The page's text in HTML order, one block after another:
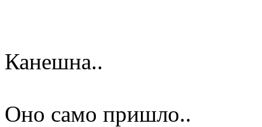
Канешна..
Оно само пришло..